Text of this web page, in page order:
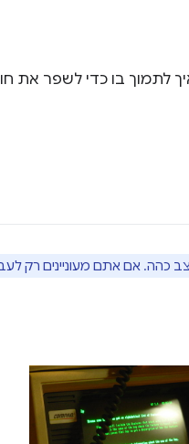
לתמוך בו כדי לשפר את
כהה. אם אתם מעוניינים רק